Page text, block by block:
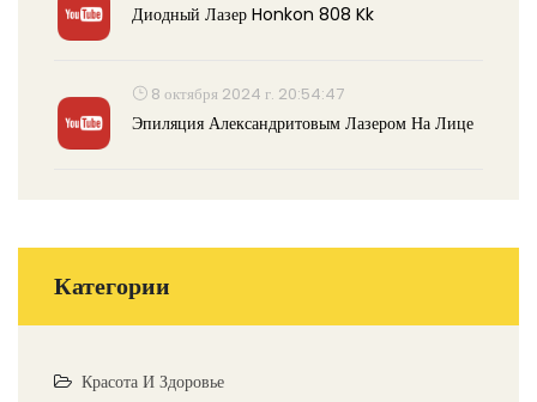
Диодный Лазер Honkon 808 Kk
8 октября 2024 г. 20:54:47
Эпиляция Александритовым Лазером На Лице
Категории
Красота И Здоровье